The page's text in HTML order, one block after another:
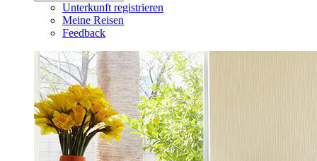
Unterkunft registrieren
Meine Reisen
Feedback